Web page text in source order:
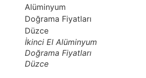
İkinci El Alüminyum
Doğrama Fiyatları
Düzce